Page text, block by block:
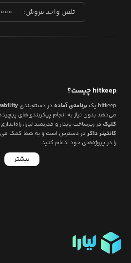
تلفن واحد فروش:
hitkeep چیست؟
hitkeep یک برنامه‌ی آمادهدر دسته‌بندی
می‌دهد بدون نیاز به انجام پیکربندی‌های پیچیده،
کلیکدر زیرساخت پایدار و قدرتمند لیارا،
کانتینر داکردر دسترس است و به شما کمک
را در پروژه‌های خود ادغام کنید.
بیشتر